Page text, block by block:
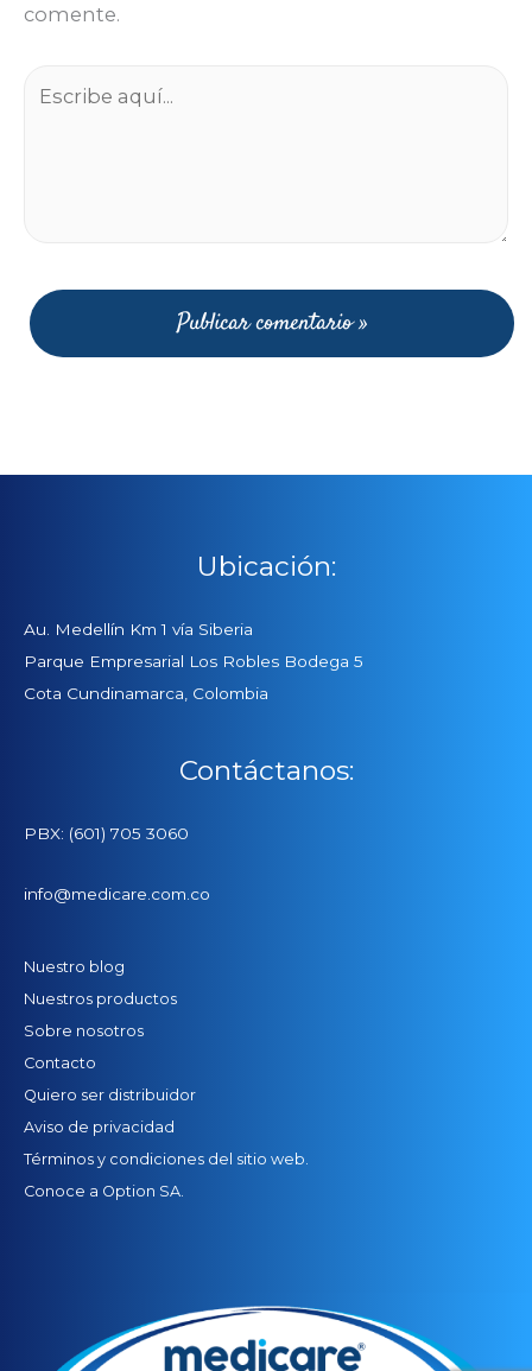
comente.
aquí...
Ubicación:
Au. Medellín Km 1 vía Siberia
Parque Empresarial Los Robles Bodega 5
Cota Cundinamarca, Colombia
Contáctanos:
PBX: (601) 705 3060
info@medicare.com.co
Nuestro blog
Nuestros productos
Sobre nosotros
Contacto
Quiero ser distribuidor
Aviso de privacidad
Términos y condiciones del sitio web.
Conoce a Option SA.